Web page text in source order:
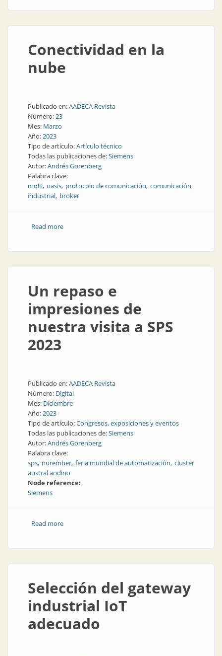
Conectividad en la
nube
Publicado en:AADECA Revista
Número:23
Mes: Marzo
Año:2023
Tipo de artículo:Artículo técnico
Todas las publicaciones de:Siemens
Autor:Andrés Gorenberg
Palabra clave:
mqtt oasis protocolo de comunicación comunicación
industrial broker
Read moreabout Conectividad en la nube
Un repaso e
impresiones de
nuestra visita a SPS
2023
Publicado en:AADECA Revista
Número: Digital
Mes: Diciembre
Año:2023
Tipo de artículo:Congresos, exposiciones y eventos
Todas las publicaciones de:Siemens
Autor:Andrés Gorenberg
Palabra clave:
sps nurember feria mundial de automatización cluster
austral andino
Node reference:
Siemens
Read moreabout Un repaso e impresiones de nuestra visita a
Selección del gateway
industrial IoT
adecuado